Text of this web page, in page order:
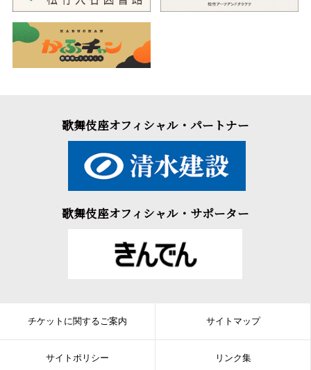
一幕。猿翁が久吉で出演する見逃せない一幕です。
歌舞伎座オフィシャル・パートナー
歌舞伎座オフィシャル・サポーター
チケットに関するご案内 サイトマップ
サイトポリシー リンク集